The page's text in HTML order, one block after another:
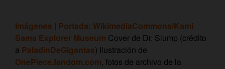
Imágenes | Portada: WikimediaCommons/Kami
Sama Explorer Museum Cover de Dr. Slump (crédito
a PaladinDeGigantas) Ilustración de
OnePiece.fandom.com, fotos de archivo de la